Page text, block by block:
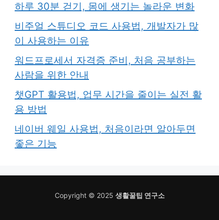
하루 30분 걷기, 몸에 생기는 놀라운 변화
비주얼 스튜디오 코드 사용법, 개발자가 많
이 사용하는 이유
워드프로세서 자격증 준비, 처음 공부하는
사람을 위한 안내
챗GPT 활용법, 업무 시간을 줄이는 실전 활
용 방법
네이버 웨일 사용법, 처음이라면 알아두면
좋은 기능
Copyright © 2025 생활꿀팁 연구소